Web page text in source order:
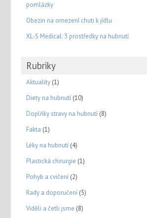
pomlázky
Obezin na omezení chuti k jídlu
XL-S Medical: 3 prostředky na hubnutí
Rubriky
Aktuality(1)
Diety na hubnutí(10)
Doplňky stravy na hubnutí(8)
Fakta (1)
Léky na hubnutí(4)
Plastická chirurgie (1)
Pohyb a cvičení(2)
Rady a doporučení(5)
Viděli a četli jsme (8)